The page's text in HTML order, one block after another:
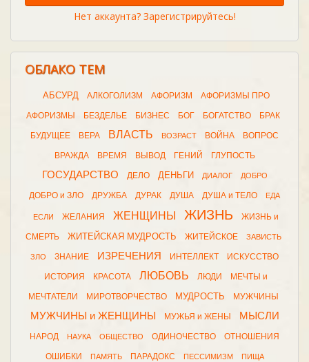
Нет аккаунта? Зарегистрируйтесь!
ОБЛАКО ТЕМ
АБСУРД АЛКОГОЛИЗМ АФОРИЗМ АФОРИЗМЫ ПРО
АФОРИЗМЫ БЕЗДЕЛЬЕ БИЗНЕС БОГ БОГАТСТВО БРАК
БУДУЩЕЕ ВЕРА ВЛАСТЬ ВОЗРАСТ ВОЙНА ВОПРОС
ВРАЖДА ВРЕМЯ ВЫВОД ГЕНИЙ ГЛУПОСТЬ
ГОСУДАРСТВО ДЕЛО ДЕНЬГИ ДИАЛОГ ДОБРО
ДОБРО и ЗЛО ДРУЖБА ДУРАК ДУША ДУША и ТЕЛО ЕДА
ЕСЛИ ЖЕЛАНИЯ ЖЕНЩИНЫ ЖИЗНЬ ЖИЗНЬ и
СМЕРТЬ ЖИТЕЙСКАЯ МУДРОСТЬ ЖИТЕЙСКОЕ ЗАВИСТЬ
ЗЛО ЗНАНИЕ ИЗРЕЧЕНИЯ ИНТЕЛЛЕКТ ИСКУССТВО
ИСТОРИЯ КРАСОТА ЛЮБОВЬ ЛЮДИ МЕЧТЫ и
МЕЧТАТЕЛИ МИРОТВОРЧЕСТВО МУДРОСТЬ МУЖЧИНЫ
МУЖЧИНЫ и ЖЕНЩИНЫ МУЖЬЯ и ЖЕНЫ МЫСЛИ
НАРОД НАУКА ОБЩЕСТВО ОДИНОЧЕСТВО ОТНОШЕНИЯ
ОШИБКИ ПАМЯТЬ ПАРАДОКС ПЕССИМИЗМ ПИЩА